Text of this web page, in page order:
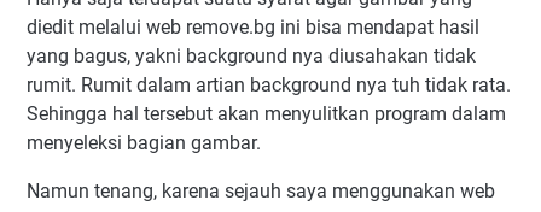
diedit melalui web remove.bg ini bisa mendapat hasil
yang bagus, yakni background nya diusahakan tidak
rumit. Rumit dalam artian background nya tuh tidak rata.
Sehingga hal tersebut akan menyulitkan program dalam
menyeleksi bagian gambar.
Namun tenang, karena sejauh saya menggunakan web